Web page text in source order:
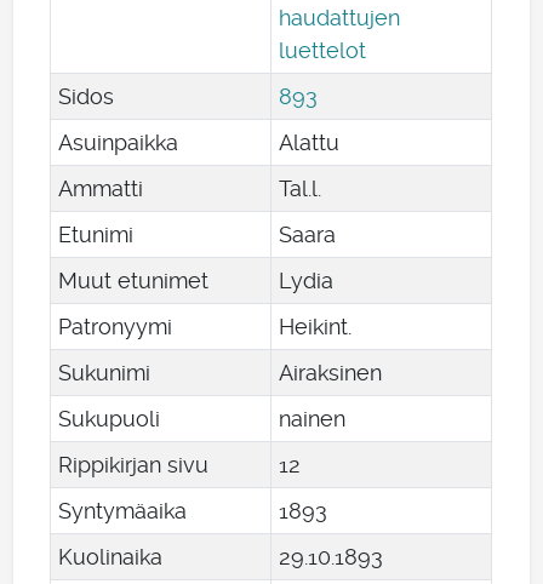
haudattujen
luettelot
Sidos
893
Asuinpaikka
Alattu
Ammatti
Tal.l.
Etunimi
Saara
Muut etunimet
Lydia
Patronyymi
Heikint.
Sukunimi
Airaksinen
Sukupuoli
nainen
Rippikirjan sivu
12
Syntymäaika
1893
Kuolinaika
29101893